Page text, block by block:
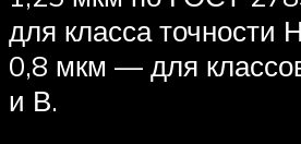
для класса точности
0,8 мкм — для
и В.